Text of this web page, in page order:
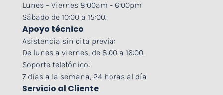
Lunes – Viernes 8:00am – 6:00pm
Sábado de 10:00 a 15:00.
Apoyo técnico
Asistencia sin cita previa:
De lunes a viernes, de 8:00 a 16:00.
Soporte telefónico:
7 días a la semana, 24 horas al día
Servicio al Cliente